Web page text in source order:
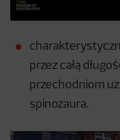
przez całą
przechodniom
spinozaura.